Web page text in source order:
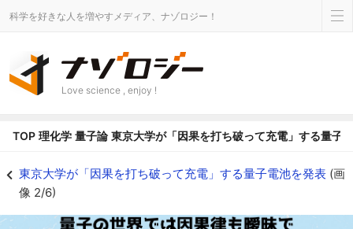
科学を好きな人を増やすメディア、ナゾロジー！
Love science , enjoy !
TOP 理化学 量子論 東京大学が「因果を打ち破って充電」する量子
東京大学が「因果を打ち破って充電」する量子電池を発表 (画
像 2/6)